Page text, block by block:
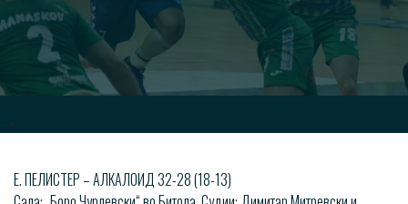
-->
Е. ПЕЛИСТЕР – АЛКАЛОИД 32-28 (18-13)